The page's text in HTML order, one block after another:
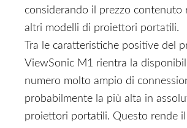
considerando il prezzo contenuto
altri modelli di proiettori portatili.
Tra le caratteristiche positive del
ViewSonic M1 rientra la
numero molto ampio di
probabilmente la più alta in
proiettori portatili. Questo rende